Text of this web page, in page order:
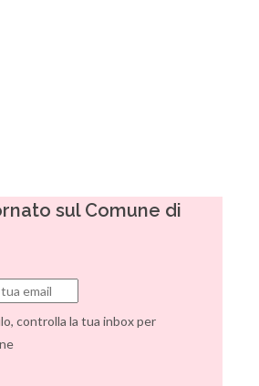
sul Comune di
controlla la tua inbox per